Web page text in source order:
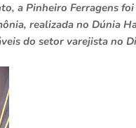
a Pinheiro Ferragens
realizada no Dúnia
do setor varejista no